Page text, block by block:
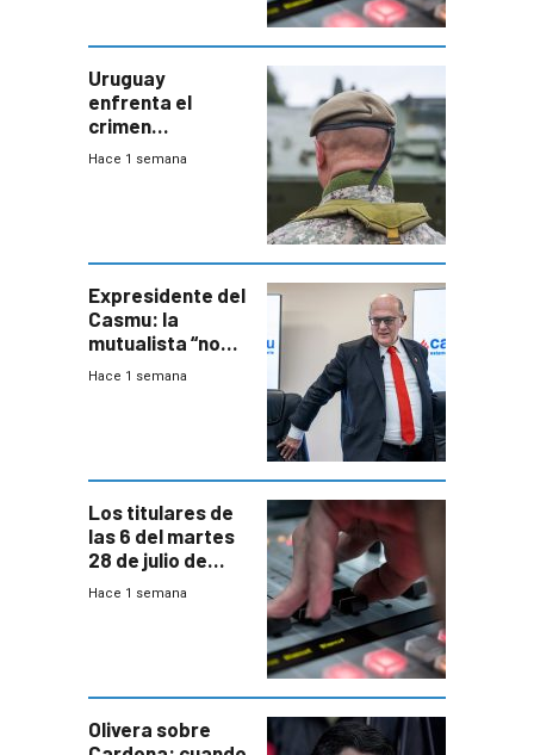
Uruguay
enfrenta el
crimen
organizado con
seguridad
Hace 1 semana
Expresidente del
Casmu: la
mutualista “no
está para pagar”
Hace 1 semana
Los titulares de
las 6 del martes
28 de julio de
2026
Hace 1 semana
Olivera sobre